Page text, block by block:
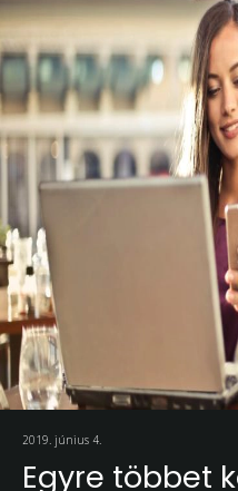
2019. június 4.
Egyre többet